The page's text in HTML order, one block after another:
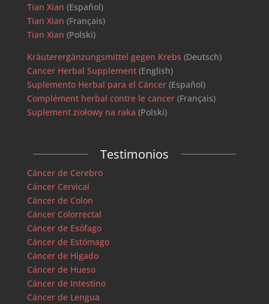
Tian Xian (Español)
Tian Xian (Français)
Tian Xian (Polski)
Kräuterergänzungsmittel gegen Krebs (Deutsch)
Cancer Herbal Supplement(English)
Suplemento Herbal para el Cáncer(Español)
Complément herbal contre le cancer(Français)
Suplement ziołowy na raka (Polski)
Testimonios
Cáncer de Cerebro
Cáncer Cervical
Cáncer de Colon
Cáncer Colorrectal
Cáncer de Esófago
Cáncer de Estómago
Cáncer de Hígado
Cáncer de Hueso
Cáncer de Intestino
Cáncer de Lengua